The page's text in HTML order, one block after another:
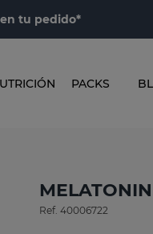
en tu pedido*
PACKS
Ref. 40006722